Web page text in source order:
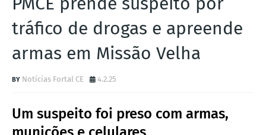
tráfico de drogas e apreende
armas em Missão Velha
Notícias Fortal CE 4.2.25
Um suspeito foi preso com armas,